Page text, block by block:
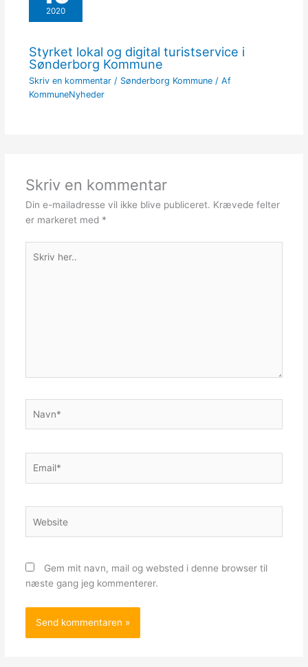
2020
Styrket lokal og digital turistservice i
Sønderborg Kommune
Skriv en kommentar / Sønderborg Kommune/ Af
KommuneNyheder
Skriv en kommentar
Din e-mailadresse vil ikke blive publiceret. Krævede felter
er markeret med *
her..
Gem mit navn, mail og websted i denne browser til
næste gang jeg kommenterer.